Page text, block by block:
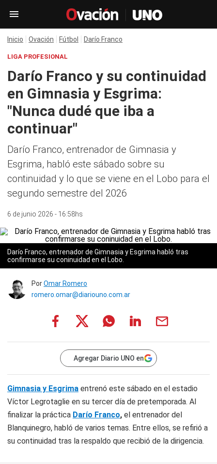
Inicio Ovación Fútbol Darío Franco
LIGA PROFESIONAL
Darío Franco y su continuidad
en Gimnasia y Esgrima:
"Nunca dudé que iba a
continuar"
Darío Franco, entrenador de Gimnasia y
Esgrima, habló este sábado sobre su
continuidad y lo que se viene en el Lobo para el
segundo semestre del 2026
6 de junio 2026 - 16:58hs
Darío Franco, entrenador de Gimnasia y Esgrima habló tras
confirmarse su coninuidad en el Lobo.
PorOmar Romero
romero.omar@diariouno.com.ar
Agregar Diario UNO en
Gimnasia y Esgrima entrenó este sábado en el estadio
Víctor Legrotaglie en su tercer día de pretemporada. Al
finalizar la práctica Darío Franco, el entrenador del
Blanquinegro, habló de varios temas. Entre ellos, se refirió a
su continuidad tras la respaldo que recibió de la dirigencia.